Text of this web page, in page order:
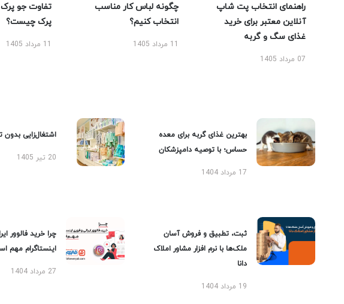
راهنمای انتخاب پت شاپ
آنلاین معتبر برای خرید
غذای سگ و گربه
07 مرداد 1405
چگونه لباس کار مناسب
انتخاب کنیم؟
11 مرداد 1405
تفاوت جو
پرک چیست؟
11 مرداد 1405
بهترین غذای گربه برای معده
حساس؛ با توصیه دامپزشکان
17 مرداد 1404
اشتغال‌زایی بدون
20 تیر 1405
ثبت، تطبیق و فروش آسان
ملک‌ها با نرم افزار مشاور املاک
دانا
19 مرداد 1404
چرا خرید فالوور
اینستاگرام مهم
27 مرداد 1404